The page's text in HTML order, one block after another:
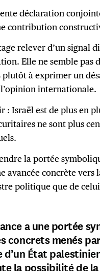
déclaration
contribution
relever d’un signal
Elle ne semble pas
à exprimer un
l’opinion internationale.
: Israël est de plus en
ne sont plus
la portée
avancée concrète vers
politique que de
a une portée
concrets menés
d’un État
la possibilité de